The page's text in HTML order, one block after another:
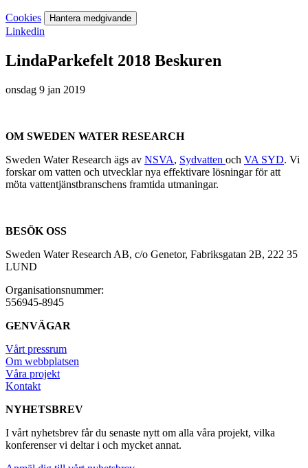
Cookies Hantera medgivande
Linkedin
LindaParkefelt 2018 Beskuren
onsdag 9 jan 2019
OM SWEDEN WATER RESEARCH
Sweden Water Research ägs av NSVA, Sydvatten och VA SYD. Vi
forskar om vatten och utvecklar nya effektivare lösningar för att
möta vattentjänstbranschens framtida utmaningar.
BESÖK OSS
Sweden Water Research AB, c/o Genetor, Fabriksgatan 2B, 222 35
LUND
Organisationsnummer:
556945-8945
GENVÄGAR
Vårt pressrum
Om webbplatsen
Våra projekt
Kontakt
NYHETSBREV
I vårt nyhetsbrev får du senaste nytt om alla våra projekt, vilka
konferenser vi deltar i och mycket annat.